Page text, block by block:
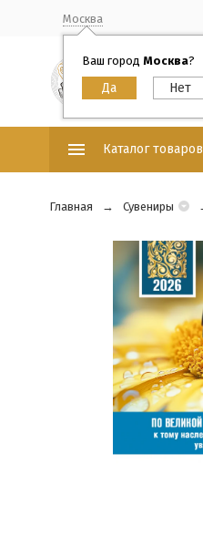
Москва
Ваш город Москва?
Каталог товаров
Главная Сувениры